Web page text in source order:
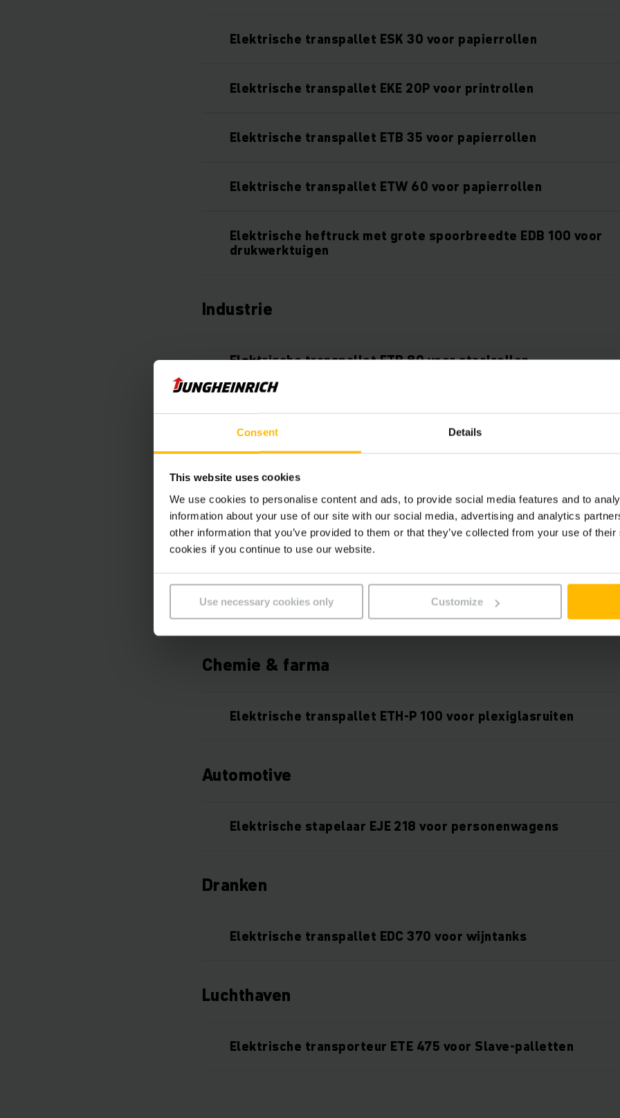
Consent Details
This website uses cookies
We use cookies to personalise content and ads, to provide social media features and to
information about your use of our site with our social media, advertising and analytics
other information that you’ve provided to them or that they’ve collected from your use of
cookies if you continue to use our website.
Use necessary cookies only Customize
Elektrische transpallet ESK 30 voor papierrollen
Elektrische transpallet EKE 20P voor printrollen
Elektrische transpallet ETB 35 voor papierrollen
Elektrische transpallet ETW 60 voor papierrollen
Elektrische heftruck met grote spoorbreedte EDB 100 voor
drukwerktuigen
Industrie
Elektrische transpallet ETB 80 voor staalrollen
Elektrische transpallet EDB 20 voor smeltkroes
Elektrische transpallet EDB 135 met kraan
Elektrische transpallet EDK 06 met kraan
Elektrische transpallet EDK 90 voor kabeltrommels
Elektrische transpallet ETW 22 voor houten pasvormen
Chemie & farma
Elektrische transpallet ETH-P 100 voor plexiglasruiten
Automotive
Elektrische stapelaar EJE 218 voor personenwagens
Dranken
Elektrische transpallet EDC 370 voor wijntanks
Luchthaven
Elektrische transporteur ETE 475 voor Slave-palletten